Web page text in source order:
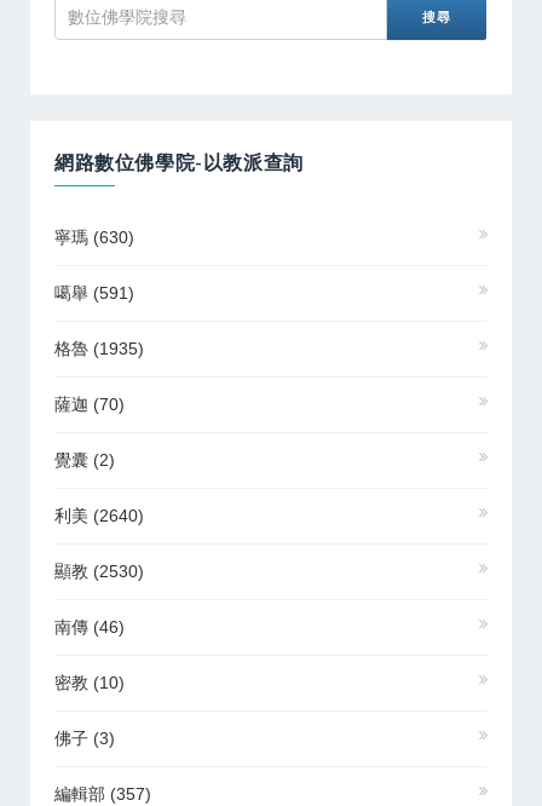
網路數位佛學院-以教派查詢
寧瑪 (630)
噶舉 (591)
格魯 (1935)
薩迦 (70)
覺囊 (2)
利美 (2640)
顯教 (2530)
南傳 (46)
密教 (10)
佛子 (3)
編輯部 (357)